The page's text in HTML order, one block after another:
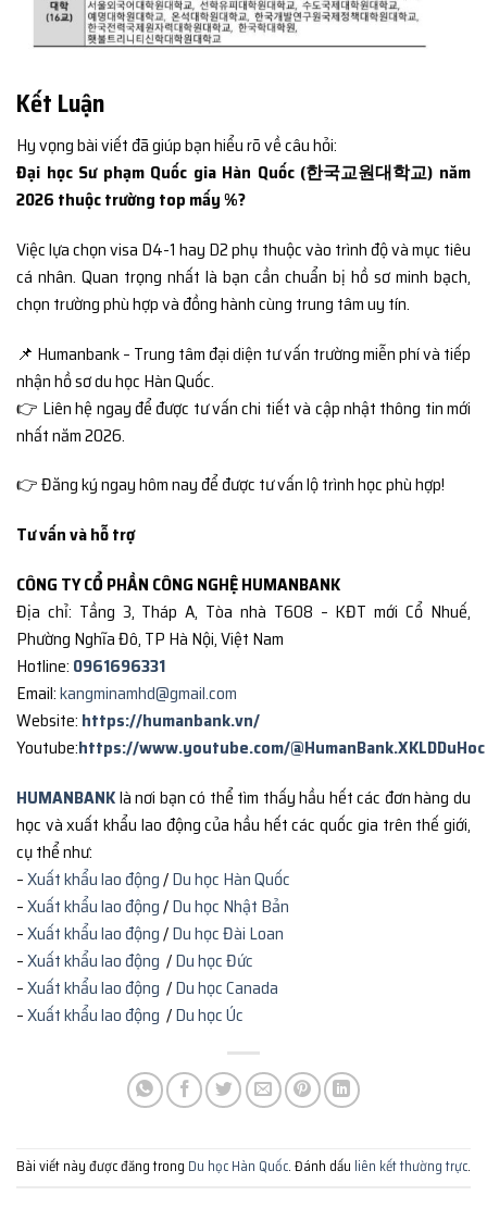
Kết Luận
Hy vọng bài viết đã giúp bạn hiểu rõ về câu hỏi:
Đại học Sư phạm Quốc gia Hàn Quốc (한국교원대학교) năm
2026 thuộc trường top mấy %?
Việc lựa chọn visa D4-1 hay D2 phụ thuộc vào trình độ và mục tiêu
cá nhân. Quan trọng nhất là bạn cần chuẩn bị hồ sơ minh bạch,
chọn trường phù hợp và đồng hành cùng trung tâm uy tín.
📌 Humanbank – Trung tâm đại diện tư vấn trường miễn phí và tiếp
nhận hồ sơ du học Hàn Quốc.
👉 Liên hệ ngay để được tư vấn chi tiết và cập nhật thông tin mới
nhất năm 2026.
👉 Đăng ký ngay hôm nay để được tư vấn lộ trình học phù hợp!
Tư vấn và hỗ trợ
CÔNG TY CỔ PHẦN CÔNG NGHỆ HUMANBANK
Địa chỉ: Tầng 3, Tháp A, Tòa nhà T608 – KĐT mới Cổ Nhuế,
Phường Nghĩa Đô, TP Hà Nội, Việt Nam
Hotline: 0961696331
Email:kangminamhd@gmail.com
Website: https://humanbank.vn/
Youtube:https://www.youtube.com/@HumanBank.XKLDDuHoc
HUMANBANKlà nơi bạn có thể tìm thấy hầu hết các đơn hàng du
học và xuất khẩu lao động của hầu hết các quốc gia trên thế giới,
cụ thể như:
–Xuất khẩu lao động/Du học Hàn Quốc
–Xuất khẩu lao động/Du học Nhật Bản
–Xuất khẩu lao động/Du học Đài Loan
–Xuất khẩu lao động /Du học Đức
–Xuất khẩu lao động /Du học Canada
–Xuất khẩu lao động /Du học Úc
Bài viết này được đăng trong Du học Hàn Quốc. Đánh dấu liên kết thường trực.